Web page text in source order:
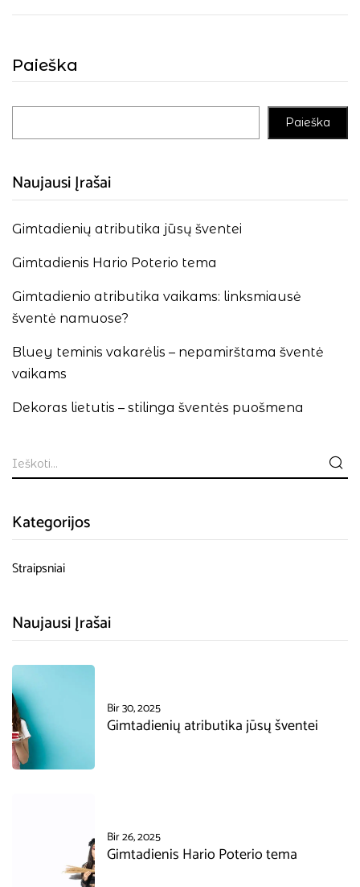
Paieška
Paieška
Naujausi Įrašai
Gimtadienių atributika jūsų šventei
Gimtadienis Hario Poterio tema
Gimtadienio atributika vaikams: linksmiausė
šventė namuose?
Bluey teminis vakarėlis – nepamirštama šventė
vaikams
Dekoras lietutis – stilinga šventės puošmena
Kategorijos
Straipsniai
Naujausi Įrašai
Bir 30, 2025
Gimtadienių atributika jūsų šventei
Bir 26, 2025
Gimtadienis Hario Poterio tema